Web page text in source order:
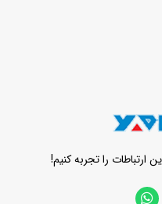
ارتباطات را تجربه کنیم!